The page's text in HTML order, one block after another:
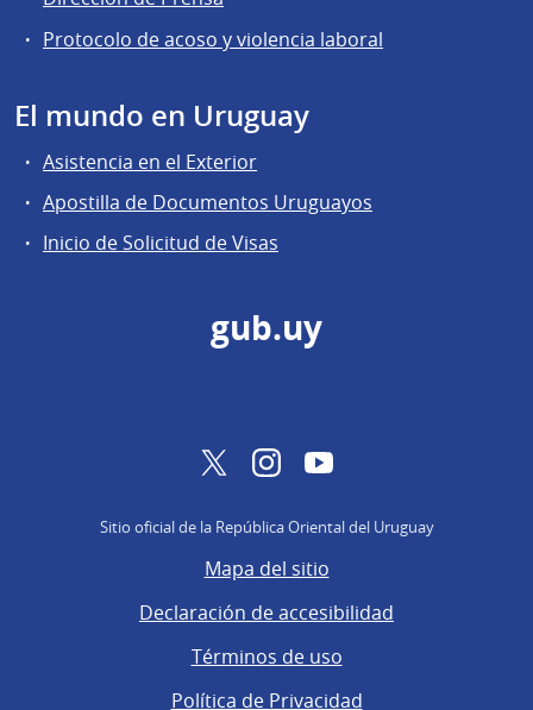
Protocolo de acoso y violencia laboral
El mundo en Uruguay
Asistencia en el Exterior
Apostilla de Documentos Uruguayos
Inicio de Solicitud de Visas
gub.uy
TwitterInstagramYouTube
Sitio oficial de la República Oriental del Uruguay
Mapa del sitio
Declaración de accesibilidad
Términos de uso
Política de Privacidad